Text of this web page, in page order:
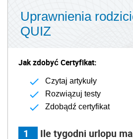
Uprawnienia
QUIZ
Jak zdobyć Certyfikat:
Czytaj artykuły
Rozwiązuj testy
Zdobądź certyfikat
1
Ile tygodni urlopu